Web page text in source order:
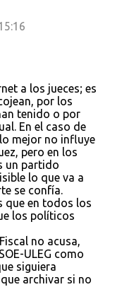
a los jueces; es
por los
tenido o por
En el caso de
mejor no influye
pero en los
un partido
lo que va a
se confía.
que en todos los
los políticos
no acusa,
ULEG como
siguiera
archivar si no